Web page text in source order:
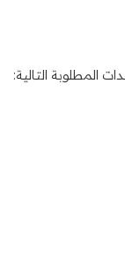
المطلوبة التالية: